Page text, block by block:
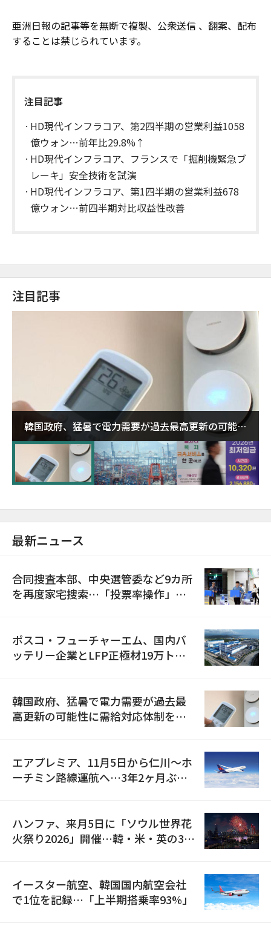
亜洲日報の記事等を無断で複製、公衆送信 、翻案、配布
することは禁じられています。
注目記事
HD現代インフラコア、第2四半期の営業利益1058
億ウォン…前年比29.8%↑
HD現代インフラコア、フランスで「掘削機緊急ブ
レーキ」安全技術を試演
HD現代インフラコア、第1四半期の営業利益678
億ウォン…前四半期対比収益性改善
注目記事
韓国政府、猛暑で電力需要が過去最高更新の可能性
に需給対応体制を点検
最新ニュース
合同捜査本部、中央選管委など9カ所
を再度家宅捜索…「投票率操作」の
ポスコ・フューチャーエム、国内バ
ッテリー企業とLFP正極材19万トン
韓国政府、猛暑で電力需要が過去最
高更新の可能性に需給対応体制を点
エアプレミア、11月5日から仁川〜ホ
ーチミン路線運航へ…3年2ヶ月ぶり
ハンファ、来月5日に「ソウル世界花
火祭り2026」開催…韓・米・英の3カ
イースター航空、韓国国内航空会社
で1位を記録…「上半期搭乗率93%」